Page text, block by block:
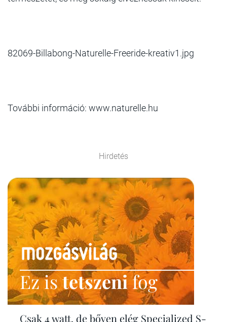
82069-Billabong-Naturelle-Freeride-kreativ1.jpg
További információ: www.naturelle.hu
Hirdetés
Ez istetszenifog
Csak 4 watt, de bőven elég Specialized S-